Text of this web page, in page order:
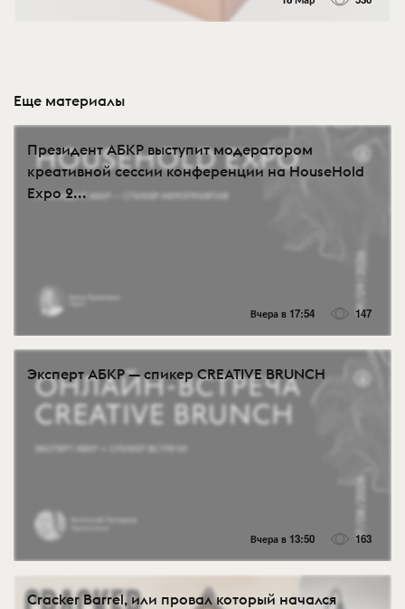
Еще материалы
Президент АБКР выступит модератором
креативной сессии конференции на HouseHold
Expo 2...
Вчера в 17:54 147
Эксперт АБКР — спикер CREATIVE BRUNCH
Вчера в 13:50 163
Cracker Barrel, или провал который начался